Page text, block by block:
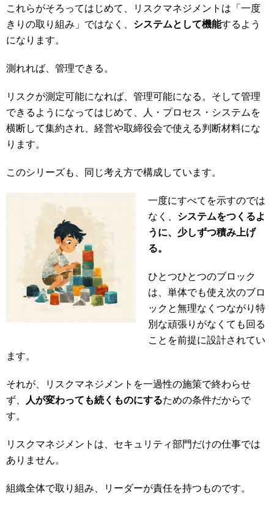
これらがそろってはじめて、リスクマネジメントは「一度
きりの取り組み」ではなく、 システムとして機能するよう
になります。
測れれば、管理できる。
リスクが測定可能になれば、管理可能になる。そして管理
できるようになってはじめて、人・プロセス・システムを
横断して集約され、経営や取締役会で使える判断材料にな
ります。
このシリーズも、同じ考え方で構成しています。
一度にすべてを示すのでは
なく、 システムをつくるよ
うに、少しずつ積み上げ
る。
ひとつひとつのブロック
は、単体でも使え次のブロ
ックと無理なくつながり特
別な頑張りがなくても回る
ことを前提に設計されてい
ます。
それが、リスクマネジメントを一過性の施策で終わらせ
ず、
人が変わっても続くものにするための条件だからで
す。
リスクマネジメントは、セキュリティ部門だけの仕事では
ありません。
組織全体で取り組み、リーダーが責任を持つものです。